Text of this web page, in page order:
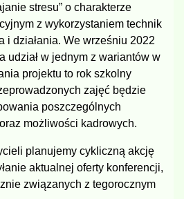
stresu” o charakterze
z wykorzystaniem technik
i działania. We wrześniu 2022
udział w jednym z wariantów w
projektu to rok szkolny
zajęć będzie
poszczególnych
możliwości kadrowych.
planujemy cykliczną akcję
aktualnej oferty konferencji,
związanych z tegorocznym